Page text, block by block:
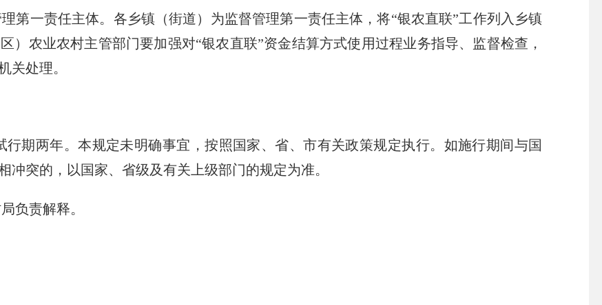
第一责任主体。各乡镇（街道）为监督管理第一责任主体，将“银农直联”工作列入乡镇
）农业农村主管部门要加强对“银农直联”资金结算方式使用过程业务指导、监督检查，
关处理。
期两年。本规定未明确事宜，按照国家、省、市有关政策规定执行。如施行期间与国
突的，以国家、省级及有关上级部门的规定为准。
负责解释。